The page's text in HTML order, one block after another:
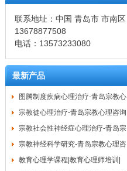
联系地址：中国 青岛市 市南区
13678877508
电话：13573233080
最新产品
图腾制度疾病心理治疗-青岛宗教心
宗教徒心理治疗-青岛宗教心理咨询
宗教社会性神经症心理治疗-青岛宗
宗教神经科学研究-青岛宗教心理咨
教育心理学课程|教育心理师培训|